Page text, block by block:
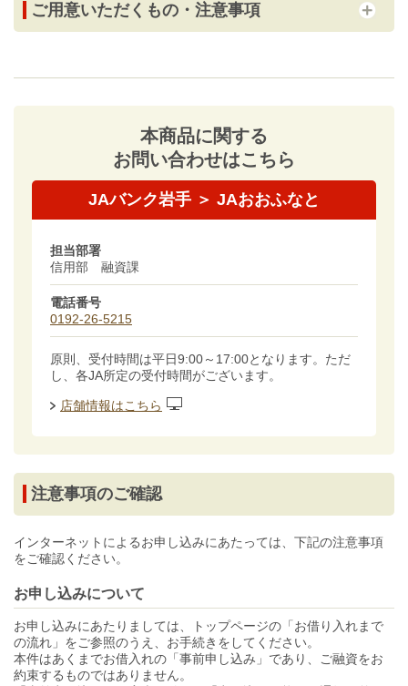
ご用意いただくもの・注意事項
本商品に関する
お問い合わせはこちら
JAバンク岩手 ＞ JAおおふなと
担当部署
信用部 融資課
電話番号
0192-26-5215
原則、受付時間は平日9:00～17:00となります。ただ
し、各JA所定の受付時間がございます。
店舗情報はこちら
注意事項のご確認
インターネットによるお申し込みにあたっては、下記の注意事項
をご確認ください。
お申し込みについて
お申し込みにあたりましては、トップページの「お借り入れまで
の流れ」をご参照のうえ、お手続きをしてください。
本件はあくまでお借入れの「事前申し込み」であり、ご融資をお
約束するものではありません。